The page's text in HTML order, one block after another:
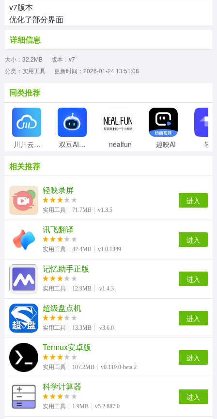
v7版本
优化了部分界面
详细信息
大小：32.2MB
版本：v7
分类：实用工具
更新时间：2026-01-24 13:51:08
同类推荐
川川云手机正版 双豆AI助手 nealfun 趣映AI 轻
相关推荐
轻映录屏
实用工具 71.7MB v1.3.5
进入
讯飞翻译
实用工具 42.4MB v1.0.1349
进入
记忆助手正版
实用工具 12.9MB v1.4.3
进入
超级盘点机
实用工具 13.3MB v3.6.0
进入
Termux安卓版
实用工具 107.2MB v0.119.0-beta.2
进入
科学计算器
实用工具 1.9MB v5.2.887.0
进入